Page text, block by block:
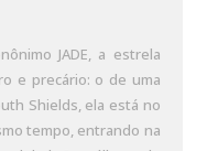
JADE, a estrela
e precário: o de uma
Shields, ela está no
tempo, entrando na